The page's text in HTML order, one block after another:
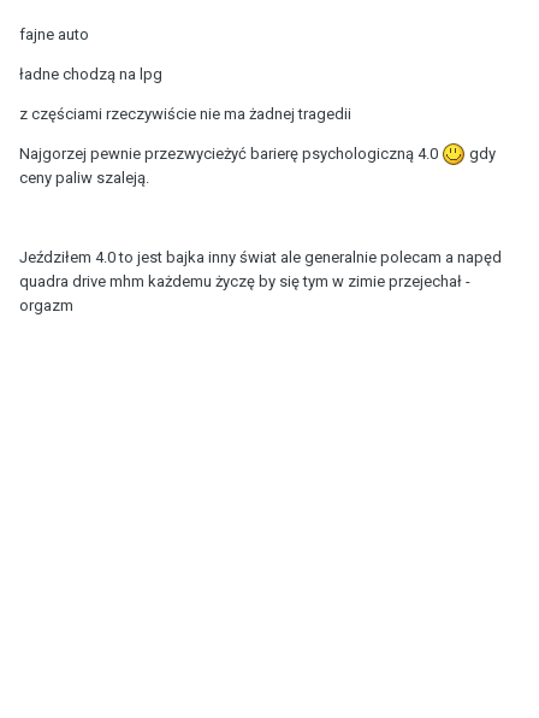
fajne auto
ładne chodzą na lpg
z częściami rzeczywiście nie ma żadnej tragedii
Najgorzej pewnie przezwycieżyć barierę psychologiczną 4.0
gdy
ceny paliw szaleją.
Jeździłem 4.0 to jest bajka inny świat ale generalnie polecam a napęd
quadra drive mhm każdemu życzę by się tym w zimie przejechał -
orgazm